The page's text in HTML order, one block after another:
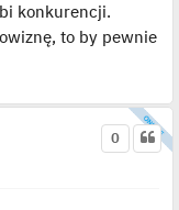
konkurencji.
to by pewnie
0